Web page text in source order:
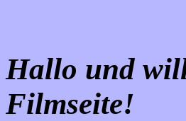
Hallo und
Filmseite!